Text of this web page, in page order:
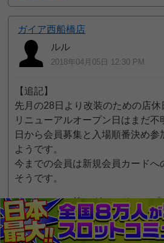
ガイア西船橋店
ルル
2018年04月05日 12:30 PM
【追記】
先月の28日より改装のための店休
リニューアルオープン日はまだ
日から会員募集と入場順番決め参
ようです。
今までの会員は新規会員カードへ
そうです。
リニューアル後のグレードアップ
（笑）
続きを読む 5pt GET!